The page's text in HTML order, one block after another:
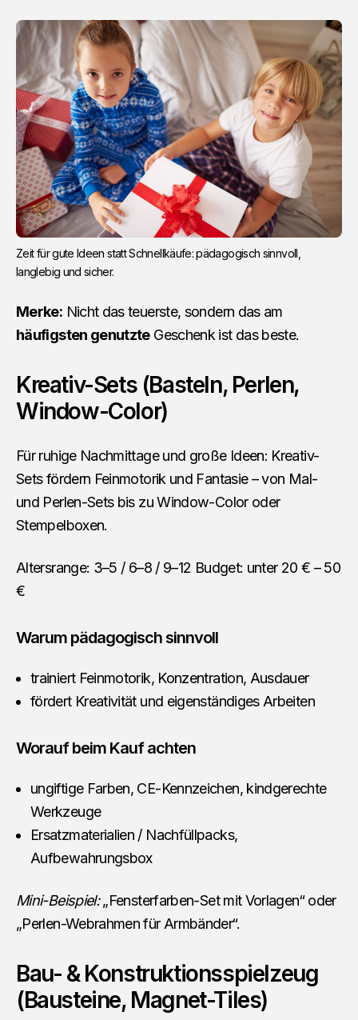
Zeit für gute Ideen statt Schnellkäufe: pädagogisch sinnvoll,
langlebig und sicher.
Merke: Nicht das teuerste, sondern das am
häufigsten genutzteGeschenk ist das beste.
Kreativ-Sets (Basteln, Perlen,
Window-Color)
Für ruhige Nachmittage und große Ideen: Kreativ-
Sets fördern Feinmotorik und Fantasie – von Mal-
und Perlen-Sets bis zu Window-Color oder
Stempelboxen.
Altersrange: 3–5 / 6–8 / 9–12 Budget: unter 20 € – 50
€
Warum pädagogisch sinnvoll
trainiert Feinmotorik, Konzentration, Ausdauer
fördert Kreativität und eigenständiges Arbeiten
Worauf beim Kauf achten
ungiftige Farben, CE-Kennzeichen, kindgerechte
Werkzeuge
Ersatzmaterialien / Nachfüllpacks,
Aufbewahrungsbox
Mini-Beispiel:„Fensterfarben-Set mit Vorlagen“ oder
„Perlen-Webrahmen für Armbänder“.
Bau- & Konstruktionsspielzeug
(Bausteine, Magnet-Tiles)